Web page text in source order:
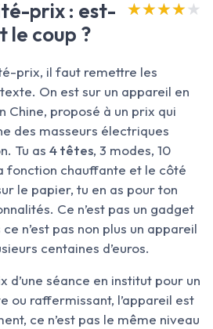
prix : est-
le coup ?
★★★★★
★★★★★
prix, il faut remettre les
On est sur un appareil en
Chine, proposé à un prix qui
des masseurs électriques
Tu as 4 têtes, 3 modes, 10
fonction chauffante et le côté
le papier, tu en as pour ton
Ce n’est pas un gadget
n’est pas non plus un appareil
centaines d’euros.
d’une séance en institut pour un
ou raffermissant, l’appareil est
ce n’est pas le même niveau